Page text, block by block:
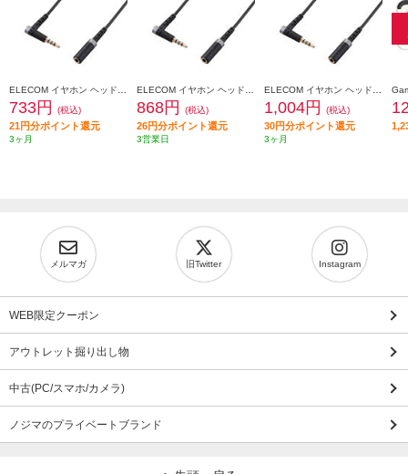
733円 (税込)
21円分ポイント還元
3ヶ月
868円 (税込)
26円分ポイント還元
3営業日
1,004円 (税込)
30円分ポイント還元
3ヶ月
メルマガ 旧Twitter Instagram
WEB限定クーポン
アウトレット掘り出し物
中古(PC/スマホ/カメラ)
ノジマのプライベートブランド